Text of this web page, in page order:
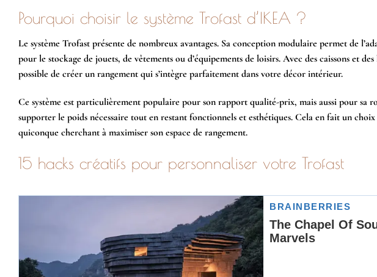
Pourquoi choisir le système Trofast d’IKEA ?
Le système Trofast présente de nombreux avantages. Sa conception modulaire permet de
pour le stockage de jouets, de vêtements ou d’équipements de loisirs. Avec des caissons et
possible de créer un rangement qui s’intègre parfaitement dans votre décor intérieur.
Ce système est particulièrement populaire pour son rapport qualité-prix, mais aussi pour sa
supporter le poids nécessaire tout en restant fonctionnels et esthétiques. Cela en fait un
quiconque cherchant à maximiser son espace de rangement.
15 hacks créatifs pour personnaliser votre Trofast